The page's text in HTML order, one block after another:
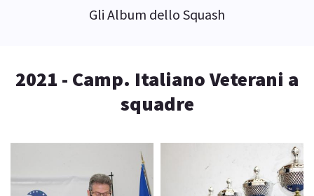
Gli Album dello Squash
2021 - Camp. Italiano Veterani a
squadre